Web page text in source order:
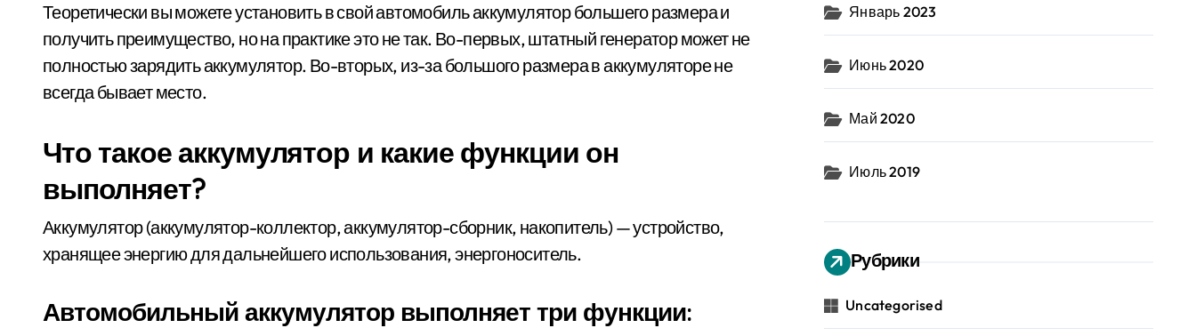
Теоретически вы можете установить в свой автомобиль аккумулятор большего размера и
получить преимущество, но на практике это не так. Во-первых, штатный генератор может не
полностью зарядить аккумулятор. Во-вторых, из-за большого размера в аккумуляторе не
всегда бывает место.
Что такое аккумулятор и какие функции он
выполняет?
Аккумулятор (аккумулятор-коллектор, аккумулятор-сборник, накопитель) — устройство,
хранящее энергию для дальнейшего использования, энергоноситель.
Автомобильный аккумулятор выполняет три функции:
Январь 2023
Июнь 2020
Май 2020
Июль 2019
Рубрики
Uncategorised